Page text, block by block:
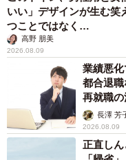
いい」デザインが生む
つことではなく…
高野 朋美
2026.08.09
業績悪
都合退
再就職
アカウン
長澤 芳
2026.08.09
正直し